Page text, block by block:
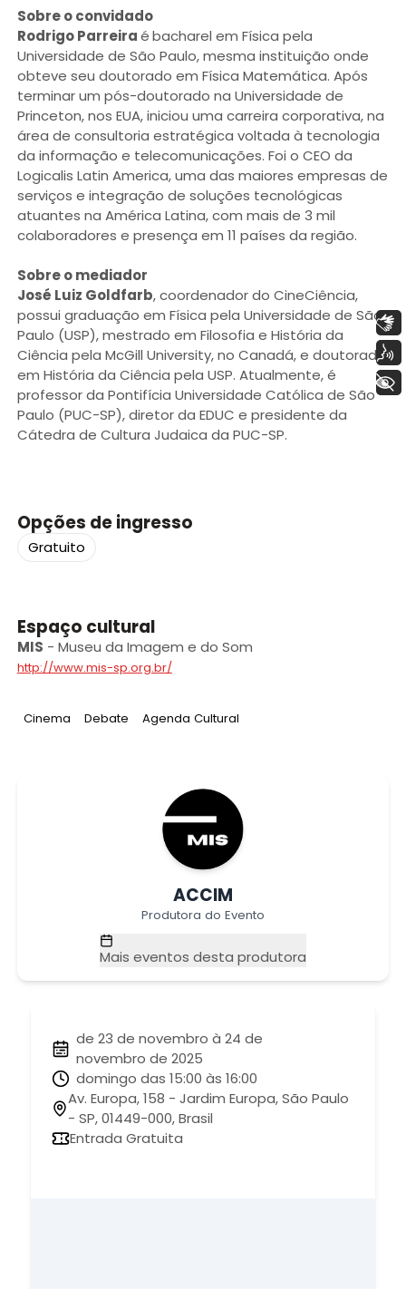
Sobre o convidado
Rodrigo Parreiraébacharel em Física pela
Universidade de São Paulo, mesma instituição onde
obteve seu doutorado em Física Matemática. Após
terminar um pós-doutorado na Universidade de
Princeton, nos EUA, iniciou uma carreira corporativa, na
área de consultoria estratégica voltada à tecnologia
da informação e telecomunicações. Foi o CEO da
Logicalis Latin America, uma das maiores empresas de
serviços e integração de soluções tecnológicas
atuantes na América Latina, com mais de 3 mil
colaboradores e presença em 11 países da região.
Sobre o mediador
José Luiz Goldfarb, coordenador do CineCiência,
possui graduação em Física pela Universidade de São
Paulo (USP), mestrado em Filosofia e História da
Ciência pela McGill University, no Canadá, e doutorado
em História da Ciência pela USP. Atualmente, é
professor da Pontifícia Universidade Católica de São
Paulo (PUC-SP), diretor da EDUC e presidente da
Cátedra de Cultura Judaica da PUC-SP.
Opções de ingresso
Gratuito
Espaço cultural
MIS - Museu da Imagem e do Som
http://www.mis-sp.org.br/
Tag:
Cinema Tag:
Debate Tag:
Agenda Cultural
ACCIM
Produtora do Evento
Mais eventos desta produtora
de 23 de novembro à 24 de
novembro de 2025
domingo das 15:00 às 16:00
Av. Europa, 158 - Jardim Europa, São Paulo
- SP, 01449-000, Brasil
Entrada Gratuita
Libras
Voz
+ Acessibilidade